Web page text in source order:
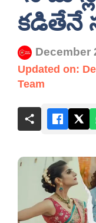
కడితేనే
December
Updated on:
Team